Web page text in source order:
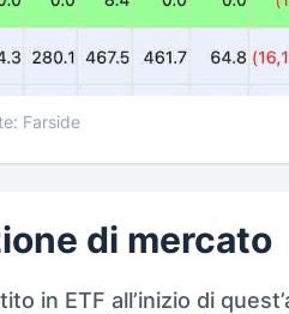
Farside
di mercato
in ETF all’inizio di